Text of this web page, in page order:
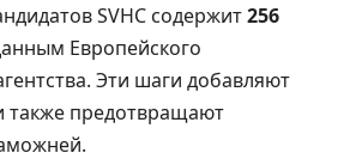
SVHC содержит256
Европейского
Эти шаги добавляют
также предотвращают